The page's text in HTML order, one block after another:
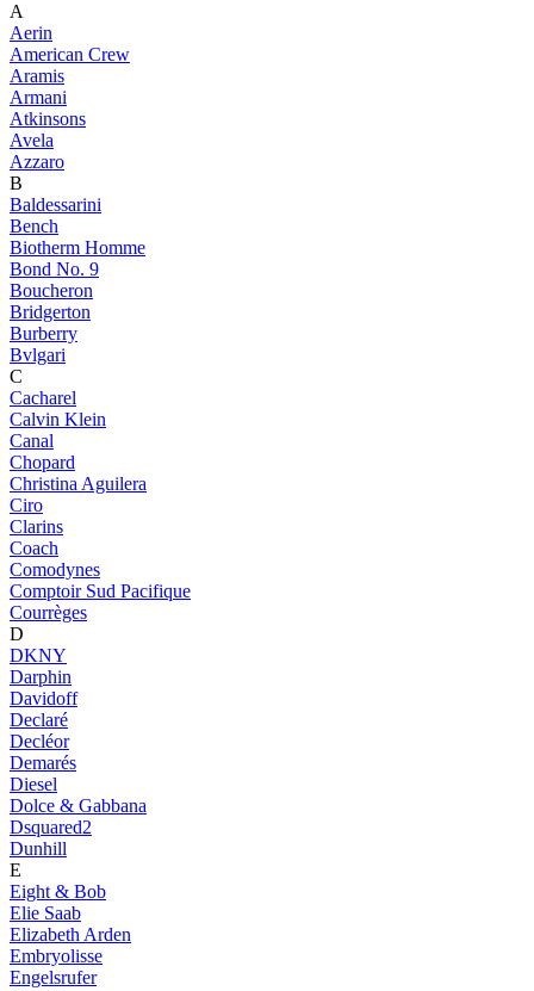
A
Aerin
American Crew
Aramis
Armani
Atkinsons
Avela
Azzaro
B
Baldessarini
Bench
Biotherm Homme
Bond No. 9
Boucheron
Bridgerton
Burberry
Bvlgari
C
Cacharel
Calvin Klein
Canal
Chopard
Christina Aguilera
Ciro
Clarins
Coach
Comodynes
Comptoir Sud Pacifique
Courrèges
D
DKNY
Darphin
Davidoff
Declaré
Decléor
Demarés
Diesel
Dolce & Gabbana
Dsquared2
Dunhill
E
Eight & Bob
Elie Saab
Elizabeth Arden
Embryolisse
Engelsrufer